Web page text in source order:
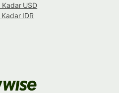
Kadar USD
IDR